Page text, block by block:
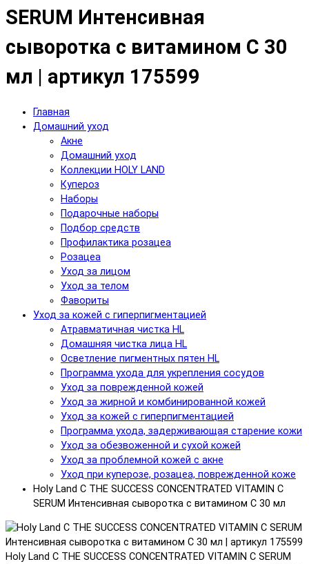
SERUM Интенсивная
сыворотка с витамином С 30
мл | артикул 175599
Главная
Домашний уход
Акне
Домашний уход
Коллекции HOLY LAND
Купероз
Наборы
Подарочные наборы
Подбор средств
Профилактика розацеа
Розацеа
Уход за лицом
Уход за телом
Фавориты
Уход за кожей с гиперпигментацией
Атравматичная чистка HL
Домашняя чистка лица HL
Осветление пигментных пятен HL
Программа ухода для укрепления сосудов
Уход за поврежденной кожей
Уход за жирной и комбинированной кожей
Уход за кожей с гиперпигментацией
Программа ухода, задерживающая старение кожи
Уход за обезвоженной и сухой кожей
Уход за проблемной кожей с акне
Уход при куперозе, розацеа, поврежденной коже
Holy Land C THE SUCCESS CONCENTRATED VITAMIN C
SERUM Интенсивная сыворотка с витамином С 30 мл
Holy Land C THE SUCCESS CONCENTRATED VITAMIN C SERUM